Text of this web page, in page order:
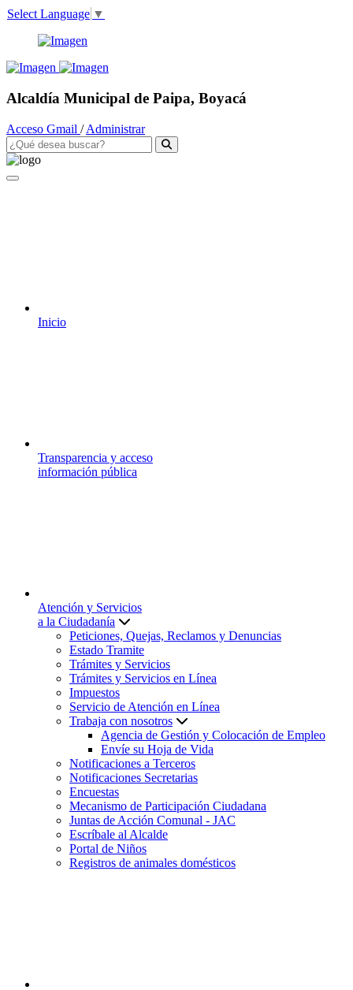
Select Language ▼
Alcaldía Municipal de Paipa, Boyacá
Acceso Gmail /Administrar
Inicio
Transparencia y acceso
información pública
Atención y Servicios
a la Ciudadanía
Peticiones, Quejas, Reclamos y Denuncias
Estado Tramite
Trámites y Servicios
Trámites y Servicios en Línea
Impuestos
Servicio de Atención en Línea
Trabaja con nosotros
Agencia de Gestión y Colocación de Empleo
Envíe su Hoja de Vida
Notificaciones a Terceros
Notificaciones Secretarias
Encuestas
Mecanismo de Participación Ciudadana
Juntas de Acción Comunal - JAC
Escríbale al Alcalde
Portal de Niños
Registros de animales domésticos